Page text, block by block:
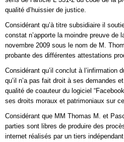
qualité d’huissier de justice.
Considérant qu’à titre subsidiaire il
constat n’apporte la moindre preuve de
novembre 2009 sous le nom de M.
probante des différentes attestations
Considérant qu’il conclut à l’infirmation
qu’il n’a pas fait droit à ses demandes
qualité de coauteur du logiciel
ses droits moraux et patrimoniaux sur
Considérant que MM Thomas M. et
parties sont libres de produire des
internet réalisés par un tiers